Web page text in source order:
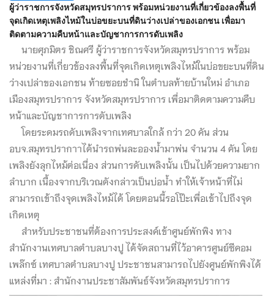
ผู้ว่าราชการจังหวัดสมุทรปราการ พร้อมหน่วยงานที่เกี่ยวข้องลงพื้นที่
จุดเกิดเหตุเพลิงไหม้ในบ่อขยะบนที่ดินว่างเปล่าของเอกชน เพื่อมา
ติดตามความคืบหน้าและบัญชาการการดับเพลิง
นายศุภมิตร ชิณศรี ผู้ว่าราชการจังหวัดสมุทรปราการ พร้อม
หน่วยงานที่เกี่ยวข้องลงพื้นที่จุดเกิดเหตุเพลิงไหม้ในบ่อขยะบนที่ดิน
ว่างเปล่าของเอกชน ท้ายซอยชำนิ ในตำบลท้ายบ้านใหม่ อำเภอ
เมืองสมุทรปราการ จังหวัดสมุทรปราการ เพื่อมาติดตามความคืบ
หน้าและบัญชาการการดับเพลิง
โดยระดมรถดับเพลิงจากเทศบาลใกล้ กว่า 20 คัน ส่วน
อบจ.สมุทรปรากาาได้นำรถพ่นละอองน้ำมาพ่น จำนวน 4 คัน โดย
เพลิงยังลุกไหม้ต่อเนื่อง ส่วนการดับเพลิงนั้น เป็นไปด้วยความยาก
ลำบาก เนื้องจากบริเวณดังกล่าวเป็นบ่อน้ำ ทำให้เจ้าหน้าที่ไม่
สามารถเข้าถึงจุดเพลิงไหม้ได้ โดยตอนนี้รอโป๊ะเพื่อเข้าไปถึงจุด
เกิดเหตุ
สำหรับประชาชนที่ต้องการประสงค์เข้าศูนย์พักพิง ทาง
สำนักงานเทศบาลตำบลบางปู ได้จัดสถานที่ไว้อาคารศูนย์ซีคอม
เพล๊กซ์ เทศบาลตำบลบางปู ประชาชนสามารถไปยังศูนย์พักพิงได้
แหล่งที่มา : สำนักงานประชาสัมพันธ์จังหวัดสมุทรปราการ